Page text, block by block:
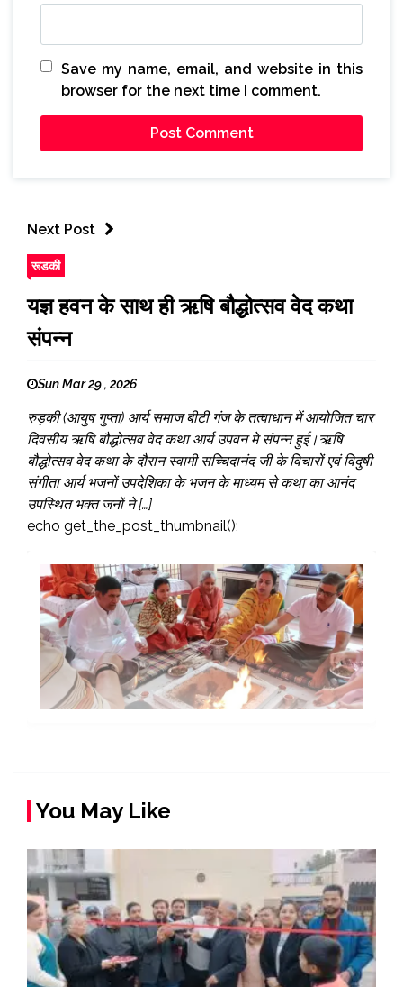
Save my name, email, and website in this
browser for the next time I comment.
Next Post
रूडकी
यज्ञ हवन के साथ ही ऋषि बौद्धोत्सव वेद कथा
संपन्न
Sun Mar 29 , 2026
रुड़की (आयुष गुप्ता) आर्य समाज बीटी गंज के तत्वाधान में आयोजित चार
दिवसीय ऋषि बौद्धोत्सव वेद कथा आर्य उपवन मे संपन्न हुई।ऋषि
बौद्धोत्सव वेद कथा के दौरान स्वामी सच्चिदानंद जी के विचारों एवं विदुषी
संगीता आर्य भजनों उपदेशिका के भजन के माध्यम से कथा का आनंद
उपस्थित भक्त जनों ने […]
echo get_the_post_thumbnail();
You May Like